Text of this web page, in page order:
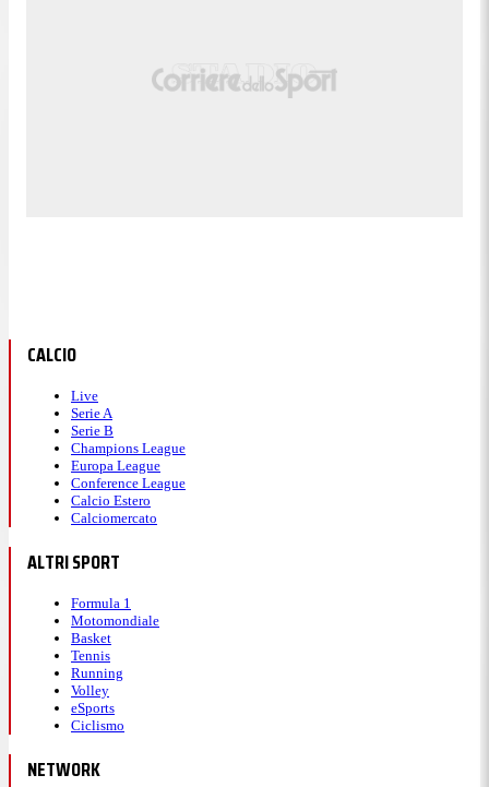
CALCIO
Live
Serie A
Serie B
Champions League
Europa League
Conference League
Calcio Estero
Calciomercato
ALTRI SPORT
Formula 1
Motomondiale
Basket
Tennis
Running
Volley
eSports
Ciclismo
NETWORK